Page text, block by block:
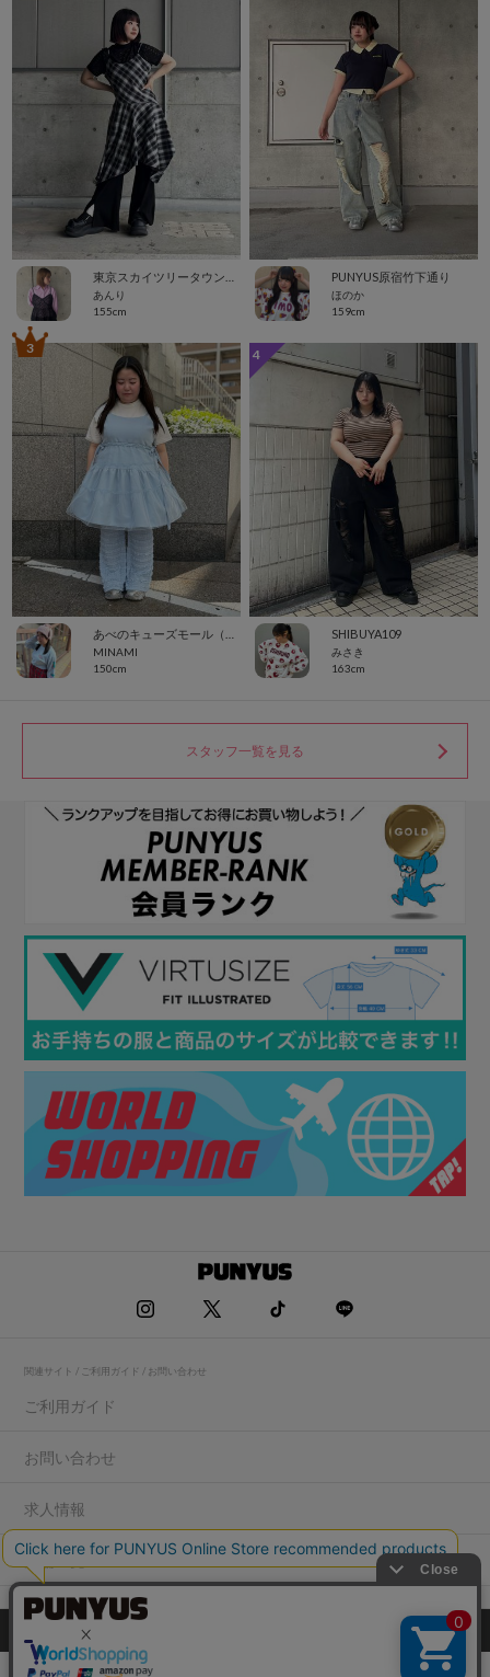
あんり
155cm
PUNYUS原宿竹下通り
ほのか
159cm
MINAMI
150cm
3
SHIBUYA109
みさき
163cm
4
スタッフ一覧を見る
関連サイト / ご利用ガイド / お問い合わせ
ご利用ガイド
お問い合わせ
求人情報
店舗一覧
プライバシーポリシー